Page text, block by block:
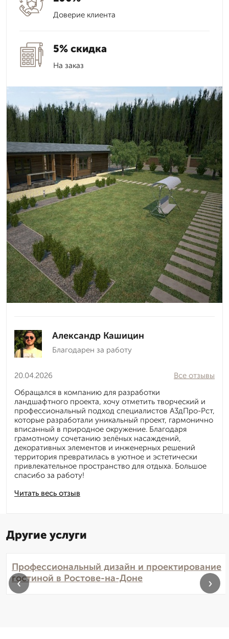
Доверие клиента
5% скидка
На заказ
Александр Кашицин
Благодарен за работу
20.04.2026
Читать весь отзыв
Все отзывы
Обращался в компанию для разработки
ландшафтного проекта, хочу отметить творческий и
профессиональный подход специалистов А3дПро-Рст,
которые разработали уникальный проект, гармонично
вписанный в природное окружение. Благодаря
грамотному сочетанию зелёных насаждений,
декоративных элементов и инженерных решений
территория превратилась в уютное и эстетически
привлекательное пространство для отдыха. Большое
спасибо за работу!
Другие услуги
Профессиональный дизайн и проектирование
гостиной в Ростове-на-Доне
‹ ›